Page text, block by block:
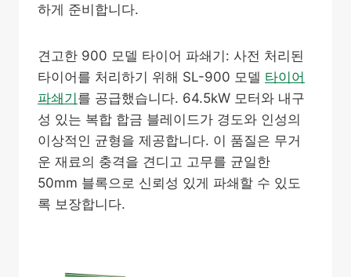
하게 준비합니다.
견고한 900 모델 타이어 파쇄기: 사전 처리된
타이어를 처리하기 위해 SL-900 모델 타이어
파쇄기를 공급했습니다. 64.5kW 모터와 내구
성 있는 복합 합금 블레이드가 경도와 인성의
이상적인 균형을 제공합니다. 이 품질은 무거
운 재료의 충격을 견디고 고무를 균일한
50mm 블록으로 신뢰성 있게 파쇄할 수 있도
록 보장합니다.